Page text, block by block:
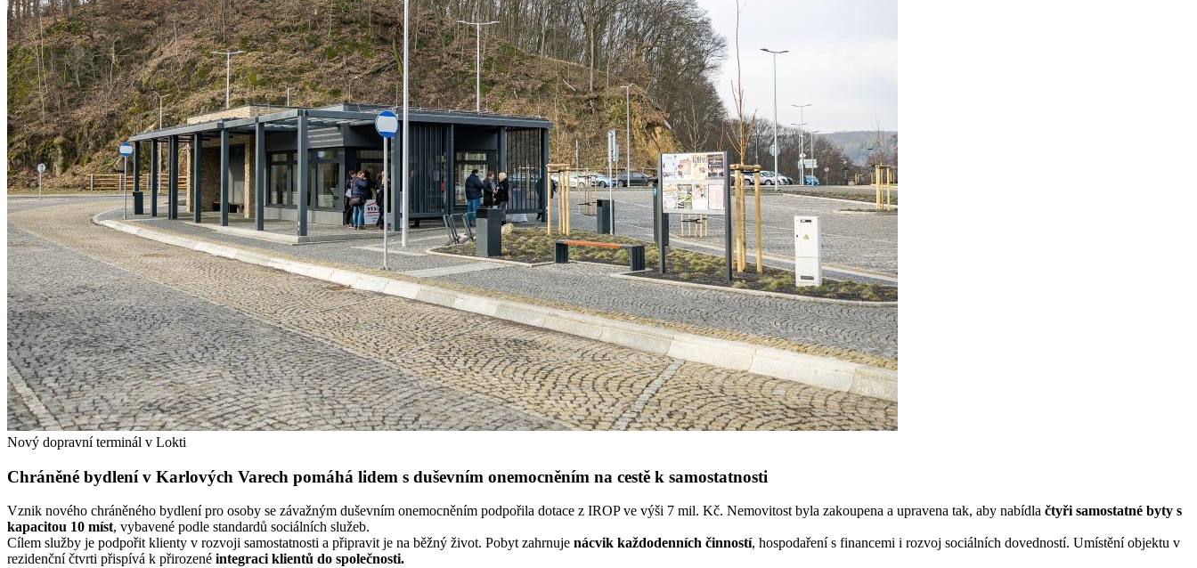
Nový dopravní terminál v Lokti
Chráněné bydlení v Karlových Varech pomáhá lidem s duševním onemocněním na cestě k samostatnosti
Vznik nového chráněného bydlení pro osoby se závažným duševním onemocněním podpořila dotace z IROP ve výši 7 mil. Kč. Nemovitost byla zakoupena a upravena tak, aby nabídla čtyři samostatné byty s
kapacitou 10 míst, vybavené podle standardů sociálních služeb.
Cílem služby je podpořit klienty v rozvoji samostatnosti a připravit je na běžný život. Pobyt zahrnuje nácvik každodenních činností, hospodaření s financemi i rozvoj sociálních dovedností. Umístění objektu v
rezidenční čtvrti přispívá k přirozené integraci klientů do společnosti.